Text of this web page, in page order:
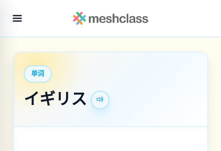
单词
イギリス